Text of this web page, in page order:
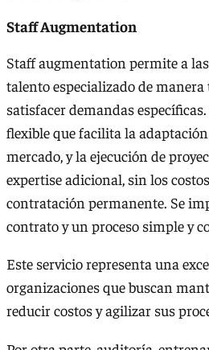
Staff Augmentation
Staff augmentation permite a
talento especializado de
satisfacer demandas
flexible que facilita la
mercado, y la ejecución de
expertise adicional, sin los
contratación permanente. Se
contrato y un proceso simple y
Este servicio representa una
organizaciones que buscan
reducir costos y agilizar sus